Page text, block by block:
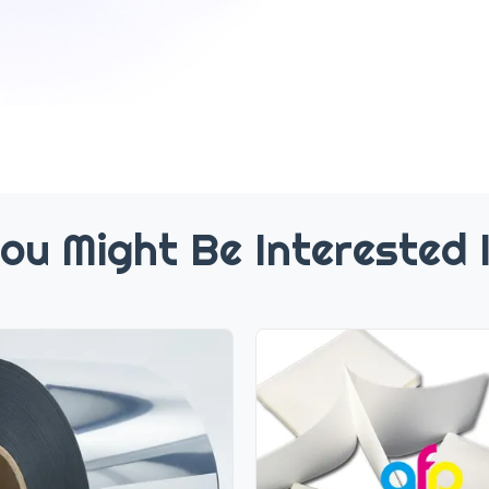
Might Be Interested